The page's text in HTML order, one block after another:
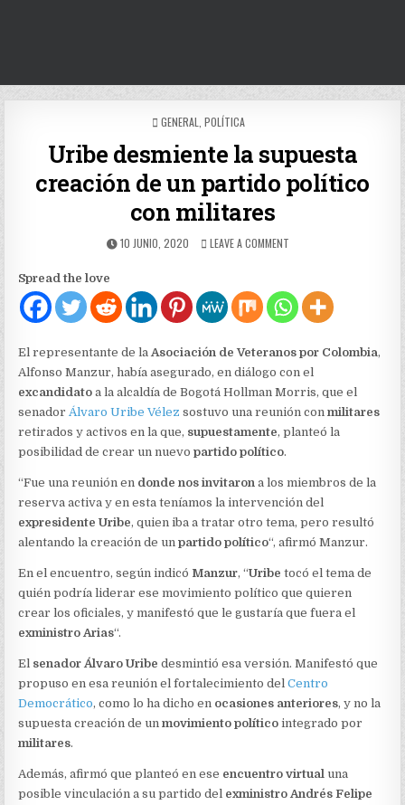
POSTED
GENERAL POLÍTICA
Uribe desmiente la supuesta
creación de un partido político
con militares
PUBLISHED
10 JUNIO, 2020 LEAVE A COMMENT
SUPUESTA
CREACIÓN
UN
PARTIDO
POLÍTICO
CON
MILITARES
Spread the love
El representante de laAsociación de Veteranos por Colombia,
Alfonso Manzur, había asegurado, en diálogo con el
excandidato a la alcaldía de Bogotá Hollman Morris, que el
senadorÁlvaro Uribe Vélez sostuvo una reunión conmilitares
retirados y activos en la que, supuestamente, planteó la
posibilidad de crear un nuevopartido político.
“Fue una reunión en donde nos invitaron a los miembros de la
reserva activa y en esta teníamos la intervención del
expresidente Uribe, quien iba a tratar otro tema, pero resultó
alentando la creación de unpartido político“, afirmó Manzur.
En el encuentro, según indicó Manzur, “Uribe tocó el tema de
quién podría liderar ese movimiento político que quieren
crear los oficiales, y manifestó que le gustaría que fuera el
exministro Arias“.
El senador Álvaro Uribe desmintió esa versión. Manifestó que
propuso en esa reunión el fortalecimiento delCentro
Democrático, como lo ha dicho en ocasiones anteriores, y no la
supuesta creación de unmovimiento político integrado por
militares.
Además, afirmó que planteó en ese encuentro virtual una
posible vinculación a su partido del exministro Andrés Felipe